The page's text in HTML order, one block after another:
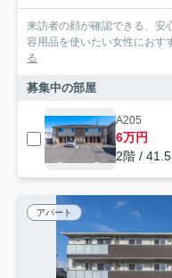
来訪者の顔が確認できる、安
容用品を使いたい女性におす
る
募集中の部屋
A205
6万円
2階 /
アパート